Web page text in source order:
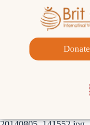
Donate